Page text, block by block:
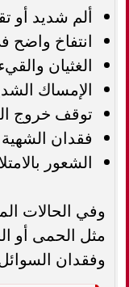
ألم شديد أو
انتفاخ واضح
الغثيان
الإمساك
توقف خروج
فقدان الشهية
الشعور
وفي الحالات
مثل الحمى أو
وفقدان